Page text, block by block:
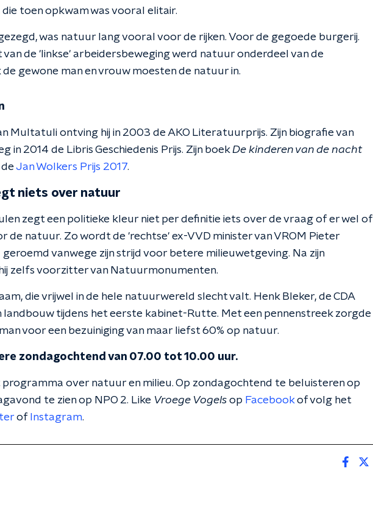
toen opkwam was vooral elitair.
was natuur lang vooral voor de rijken. Voor de gegoede burgerij.
van de 'linkse' arbeidersbeweging werd natuur onderdeel van de
gewone man en vrouw moesten de natuur in.
Multatuli ontving hij in 2003 de AKO Literatuurprijs. Zijn biografie van
in 2014 de Libris Geschiedenis Prijs. Zijn boekDe kinderen van de nacht
Jan Wolkers Prijs 2017.
niets over natuur
zegt een politieke kleur niet per definitie iets over de vraag of er wel of
de natuur. Zo wordt de 'rechtse' ex-VVD minister van VROM Pieter
vanwege zijn strijd voor betere milieuwetgeving. Na zijn
zelfs voorzitter van Natuurmonumenten.
die vrijwel in de hele natuurwereld slecht valt. Henk Bleker, de CDA
landbouw tijdens het eerste kabinet-Rutte. Met een pennenstreek zorgde
voor een bezuiniging van maar liefst 60% op natuur.
zondagochtend van 07.00 tot 10.00 uur.
programma over natuur en milieu. Op zondagochtend te beluisteren op
te zien op NPO 2. Like Vroege Vogels op Facebookof volg het
of Instagram.